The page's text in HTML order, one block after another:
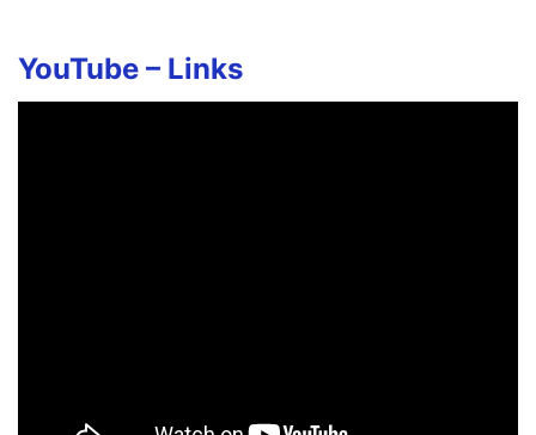
Aiyanaarae aiyanaarae
Nenjukku needhi undu aiyanaarae
YouTube – Links